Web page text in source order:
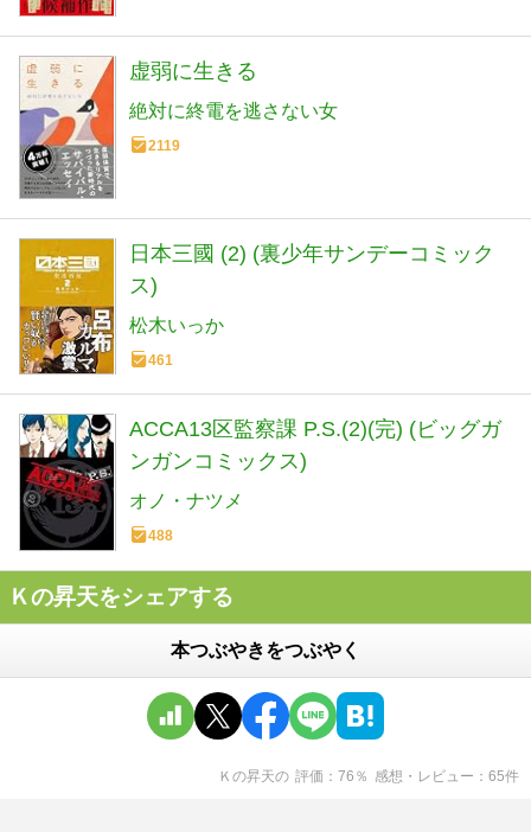
虚弱に生きる
絶対に終電を逃さない女
2119
日本三國 (2) (裏少年サンデーコミック
ス)
松木いっか
461
ACCA13区監察課 P.S.(2)(完) (ビッグガ
ンガンコミックス)
オノ・ナツメ
488
Ｋの昇天をシェアする
本つぶやきをつぶやく
Ｋの昇天の 評価 76 ％ 感想・レビュー 65件